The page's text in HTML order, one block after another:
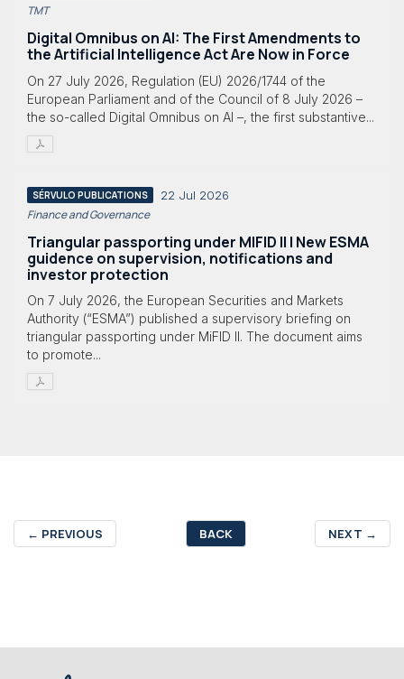
TMT
Digital Omnibus on AI: The First Amendments to
the Artificial Intelligence Act Are Now in Force
On 27 July 2026, Regulation (EU) 2026/1744 of the
European Parliament and of the Council of 8 July 2026 –
the so-called Digital Omnibus on AI –, the first substantive...
SÉRVULO PUBLICATIONS 22 Jul 2026
Finance and Governance
Triangular passporting under MIFID II | New ESMA
guidence on supervision, notifications and
investor protection
On 7 July 2026, the European Securities and Markets
Authority (“ESMA”) published a supervisory briefing on
triangular passporting under MiFID II. The document aims
to promote...
← PREVIOUS BACK NEXT →